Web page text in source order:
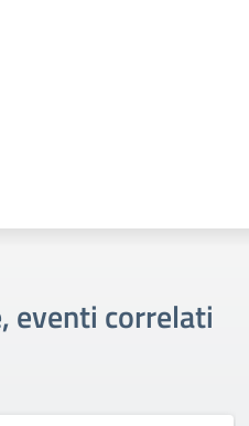
eventi correlati